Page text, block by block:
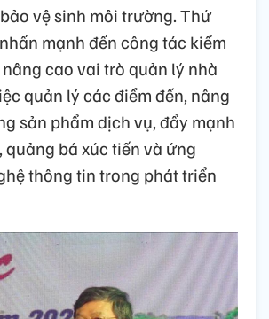
vệ sinh môi trường. Thứ
mạnh đến công tác kiểm
cao vai trò quản lý nhà
quản lý các điểm đến, nâng
sản phẩm dịch vụ, đẩy mạnh
bá xúc tiến và ứng
thông tin trong phát triển